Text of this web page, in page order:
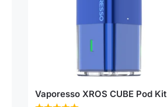
Vaporesso XROS CUBE Pod Kit